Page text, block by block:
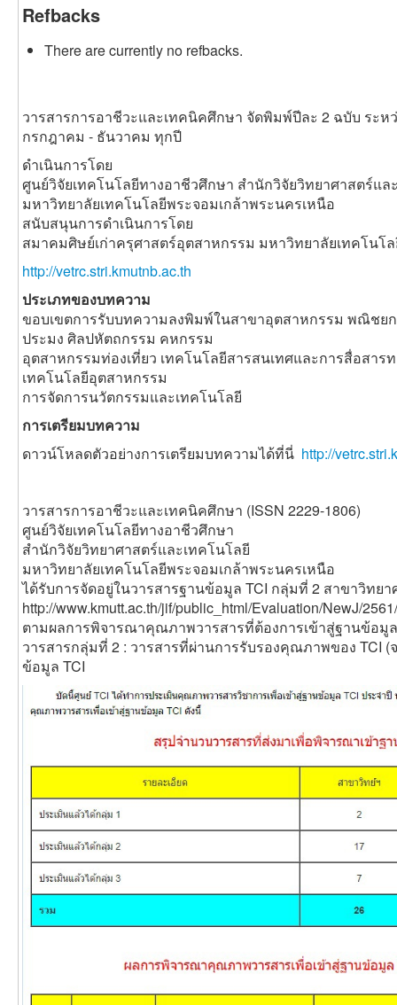
Refbacks
There are currently no refbacks.
วารสารการอาชีวะและเทคนิคศึกษา จัดพิมพ์ปีละ 2 ฉบับ ระห
กรกฎาคม - ธันวาคม ทุกปี
ดำเนินการโดย
ศูนย์วิจัยเทคโนโลยีทางอาชีวศึกษา สำนักวิจัยวิทยาศาสตร์แล
มหาวิทยาลัยเทคโนโลยีพระจอมเกล้าพระนครเหนือ
สนับสนุนการดำเนินการโดย
สมาคมศิษย์เก่าครุศาสตร์อุตสาหกรรม มหาวิทยาลัยเทคโนโ
http://vetrc.stri.kmutnb.ac.th
ประเภทของบทความ
ขอบเขตการรับบทความลงพิมพ์ในสาขาอุตสาหกรรม พณิชย
ประมง ศิลปหัตถกรรม คหกรรม
อุตสาหกรรมท่องเที่ยว เทคโนโลยีสารสนเทศและการสื่อสา
เทคโนโลยีอุตสาหกรรม
การจัดการนวัตกรรมและเทคโนโลยี
การเตรียมบทความ
ดาวน์โหลดตัวอย่างการเตรียมบทความได้ที่นี่ http://
วารสารการอาชีวะและเทคนิคศึกษา (ISSN 2229-1806)
ศูนย์วิจัยเทคโนโลยีทางอาชีวศึกษา
สำนักวิจัยวิทยาศาสตร์และเทคโนโลยี
มหาวิทยาลัยเทคโนโลยีพระจอมเกล้าพระนครเหนือ
ได้รับการจัดอยู่ในวารสารฐานข้อมูล TCI กลุ่มที่ 2 สาขาวิทย
http://www.kmutt.ac.th/jif/public_html/Evaluation/NewJ/
ตามผลการพิจารณาคุณภาพวารสารที่ต้องการเข้าสู่ฐานข้อมูล
วารสารกลุ่มที่ 2 : วารสารที่ผ่านการรับรองคุณภาพของ TCI
ข้อมูล TCI